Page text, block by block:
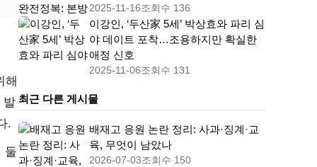
해
발
.
둘
2025-11-16조회수 136
이강인, ‘두산家 5세’ 박상효와 파리 심
야 데이트 포착…조용하지만 확실한
애정 신호
2025-11-06조회수 131
최근 다른 게시물
배재고 응원 논란 정리: 사과·징계·교
육, 무엇이 남았나
2026-07-03조회수 150